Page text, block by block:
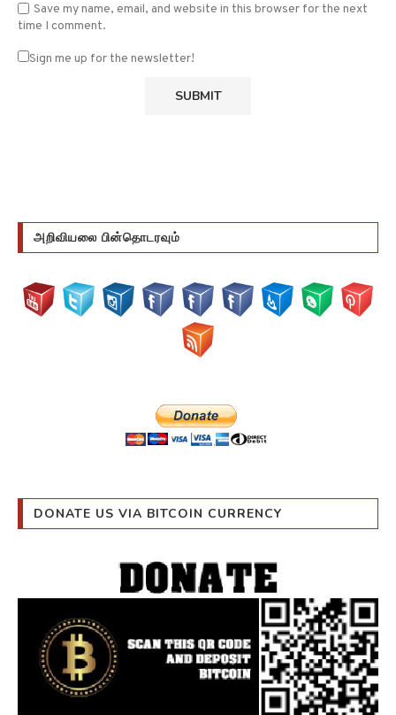
Save my name, email, and website in this browser for the next
time I comment.
Sign me up for the newsletter!
அறிவியலை பின்தொடரவும்
DONATE US VIA BITCOIN CURRENCY